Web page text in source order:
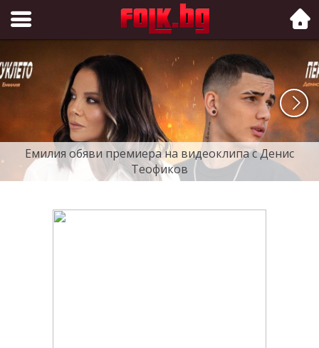
Folk.bg
Емилия обяви премиера на видеоклипа с Денис
Теофиков